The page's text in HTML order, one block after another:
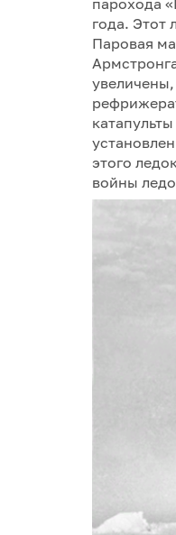
парохода
года. Этот
Паровая
этого
войны